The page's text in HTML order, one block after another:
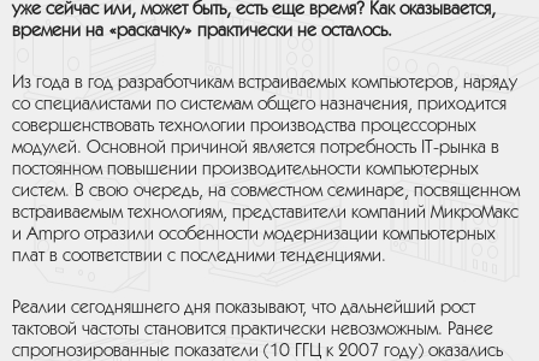
уже сейчас или, может быть, есть еще время? Как оказывается,
времени на «раскачку» практически не осталось.
Из года в год разработчикам встраиваемых компьютеров, наряду
со специалистами по системам общего назначения, приходится
совершенствовать технологии производства процессорных
модулей. Основной причиной является потребность IT-рынка в
постоянном повышении производительности компьютерных
систем. В свою очередь, на совместном семинаре, посвященном
встраиваемым технологиям, представители компаний МикроМакс
и Ampro отразили особенности модернизации компьютерных
плат в соответствии с последними тенденциями.
Реалии сегодняшнего дня показывают, что дальнейший рост
тактовой частоты становится практически невозможным. Ранее
спрогнозированные показатели (10 ГГЦ к 2007 году) оказались